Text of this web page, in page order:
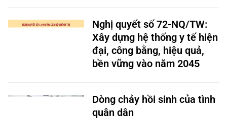
Nghị quyết số 72-NQ/TW:
Xây dựng hệ thống y tế hiện
đại, công bằng, hiệu quả,
bền vững vào năm 2045
Dòng chảy hồi sinh của tình
quân dân